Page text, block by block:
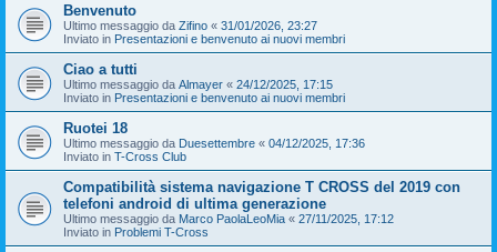
Benvenuto
Ultimo messaggio da Zifino « 31/01/2026, 23:27
Inviato in Presentazioni e benvenuto ai nuovi membri
Ciao a tutti
Ultimo messaggio da Almayer « 24/12/2025, 17:15
Inviato in Presentazioni e benvenuto ai nuovi membri
Ruotei 18
Ultimo messaggio da Duesettembre « 04/12/2025, 17:36
Inviato in T-Cross Club
Compatibilità sistema navigazione T CROSS del 2019 con
telefoni android di ultima generazione
Ultimo messaggio da Marco PaolaLeoMia « 27/11/2025, 17:12
Inviato in Problemi T-Cross